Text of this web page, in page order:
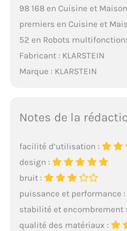
98 168 en Cuisine et
premiers en Cuisine et
52 en Robots
Fabricant : KLARSTEIN
Marque : KLARSTEIN
Notes de la
facilité d’utilisation :
design :
bruit :
puissance et performance :
stabilité et encombrement :
qualité des matériaux :